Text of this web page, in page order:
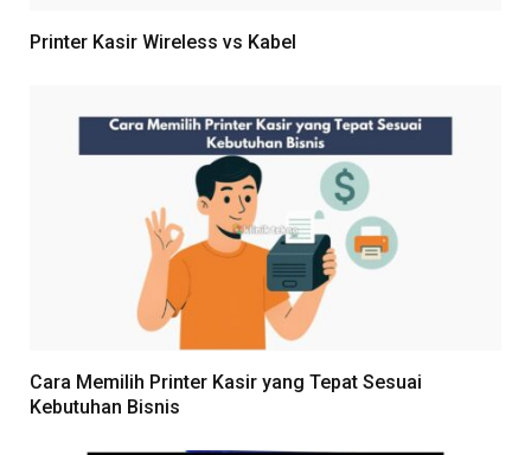
Printer Kasir Wireless vs Kabel
Cara Memilih Printer Kasir yang Tepat Sesuai
Kebutuhan Bisnis